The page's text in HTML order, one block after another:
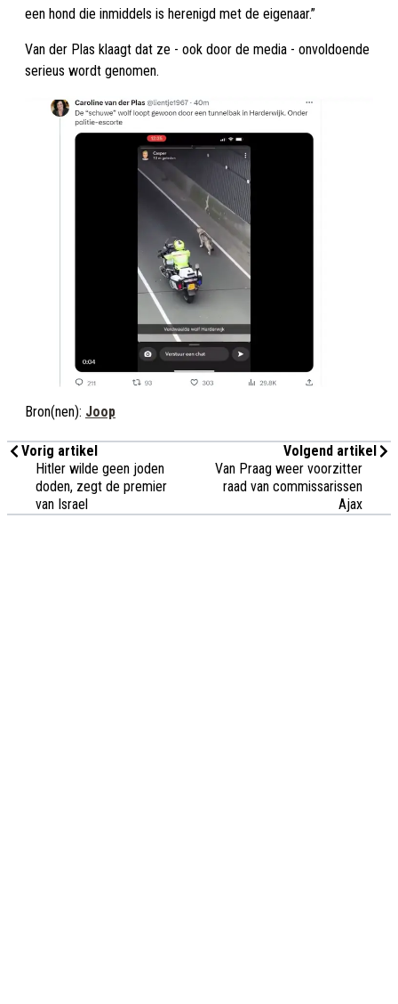
een hond die inmiddels is herenigd met de eigenaar.”
Van der Plas klaagt dat ze - ook door de media - onvoldoende
serieus wordt genomen.
Bron(nen): Joop
Vorig artikel
Hitler wilde geen joden
doden, zegt de premier
van Israel
Volgend artikel
Van Praag weer voorzitter
raad van commissarissen
Ajax